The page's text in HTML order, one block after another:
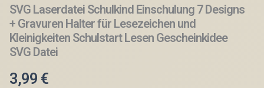
SVG Laserdatei Schulkind Einschulung 7 Designs
+ Gravuren Halter für Lesezeichen und
Kleinigkeiten Schulstart Lesen Gescheinkidee
SVG Datei
3,99 €